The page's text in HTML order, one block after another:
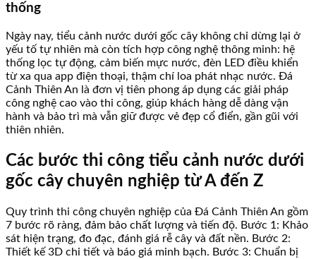
thống
Ngày nay, tiểu cảnh nước dưới gốc cây không chỉ dừng lại ở
yếu tố tự nhiên mà còn tích hợp công nghệ thông minh: hệ
thống lọc tự động, cảm biến mực nước, đèn LED điều khiển
từ xa qua app điện thoại, thậm chí loa phát nhạc nước. Đá
Cảnh Thiên An là đơn vị tiên phong áp dụng các giải pháp
công nghệ cao vào thi công, giúp khách hàng dễ dàng vận
hành và bảo trì mà vẫn giữ được vẻ đẹp cổ điển, gần gũi với
thiên nhiên.
Các bước thi công tiểu cảnh nước dưới
gốc cây chuyên nghiệp từ A đến Z
Quy trình thi công chuyên nghiệp của Đá Cảnh Thiên An gồm
7 bước rõ ràng, đảm bảo chất lượng và tiến độ. Bước 1: Khảo
sát hiện trạng, đo đạc, đánh giá rễ cây và đất nền. Bước 2:
Thiết kế 3D chi tiết và báo giá minh bạch. Bước 3: Chuẩn bị